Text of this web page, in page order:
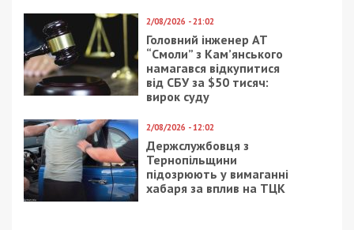
2/08/2026 - 21:02
Головний інженер АТ
“Смоли” з Кам’янського
намагався відкупитися
від СБУ за $50 тисяч:
вирок суду
2/08/2026 - 12:02
Держслужбовця з
Тернопільщини
підозрюють у вимаганні
хабаря за вплив на ТЦК